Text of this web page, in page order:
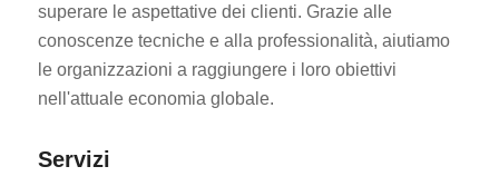
superare le aspettative dei clienti. Grazie alle
conoscenze tecniche e alla professionalità, aiutiamo
le organizzazioni a raggiungere i loro obiettivi
nell'attuale economia globale.
Servizi